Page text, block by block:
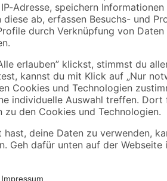
Gebieten Sie Ihren
Kunststoffklemmen
fixiert werden soll.
der
Ihre Fenster
für weiße